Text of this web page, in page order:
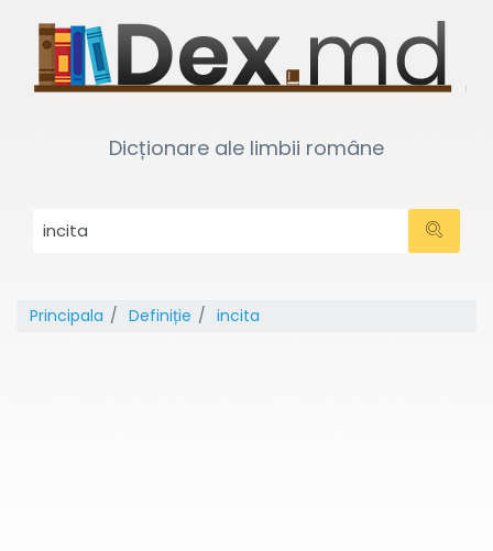
Dicționare ale limbii române
Principala Definiție incita